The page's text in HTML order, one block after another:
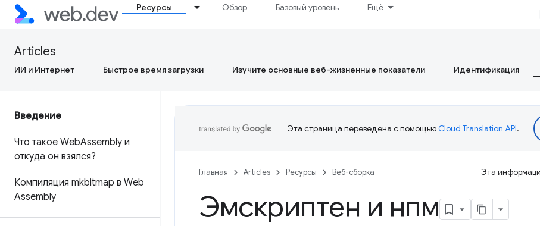
Ресурсы Обзор Базовый уровень Ещё
Articles
ИИ и Интернет Быстрое время загрузки Изучите основные веб-жизненные показатели Идентификация
Введение
Что такое WebAssembly и
откуда он взялся?
Компиляция mkbitmap в Web
Assembly
Эта страница переведена с помощьюCloud Translation API.
Главная Articles Ресурсы Веб-сборка Эта
Эмскриптен и нпм